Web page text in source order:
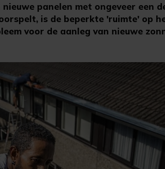
panelen met ongeveer een
is de beperkte 'ruimte' op
voor de aanleg van nieuwe